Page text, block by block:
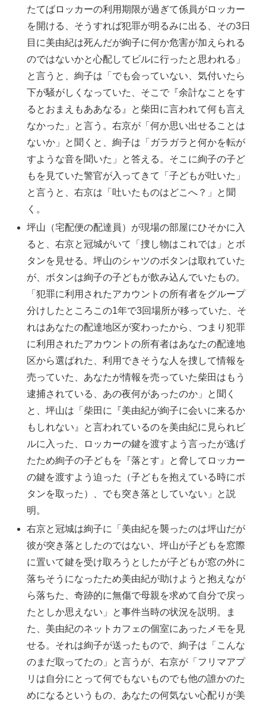
たてばロッカーの利用期限が過ぎて係員がロッカー
を開ける、そうすれば犯罪が明るみに出る、その3日
目に美由紀は死んだが絢子に何か危害が加えられる
のではないかと心配してビルに行ったと思われる」
と言うと、絢子は「でも会っていない、気付いたら
下が騒がしくなっていた、そこで『余計なことをす
るとおまえもああなる』と柴田に言われて何も言え
なかった」と言う。右京が「何か思い出せることは
ないか」と聞くと、絢子は「ガラガラと何かを転が
すような音を聞いた」と答える。そこに絢子の子ど
もを見ていた警官が入ってきて「子どもが吐いた」
と言うと、右京は「吐いたものはどこへ？」と聞
く。
坪山（宅配便の配達員）が現場の部屋にひそかに入
ると、右京と冠城がいて「捜し物はこれでは」とボ
タンを見せる。坪山のシャツのボタンは取れていた
が、ボタンは絢子の子どもが飲み込んでいたもの。
「犯罪に利用されたアカウントの所有者をグループ
分けしたところこの1年で3回場所が移っていた、そ
れはあなたの配達地区が変わったから、つまり犯罪
に利用されたアカウントの所有者はあなたの配達地
区から選ばれた、利用できそうな人を捜して情報を
売っていた、あなたが情報を売っていた柴田はもう
逮捕されている、あの夜何があったのか」と聞く
と、坪山は「柴田に『美由紀が絢子に会いに来るか
もしれない』と言われているのを美由紀に見られビ
ルに入った、ロッカーの鍵を渡すよう言ったが逃げ
たため絢子の子どもを『落とす』と脅してロッカー
の鍵を渡すよう迫った（子どもを抱えている時にボ
タンを取った）、でも突き落としていない」と説
明。
右京と冠城は絢子に「美由紀を襲ったのは坪山だが
彼が突き落としたのではない、坪山が子どもを窓際
に置いて鍵を受け取ろうとしたが子どもが窓の外に
落ちそうになったため美由紀が助けようと抱えなが
ら落ちた、奇跡的に無傷で母親を求めて自分で戻っ
たとしか思えない」と事件当時の状況を説明。ま
た、美由紀のネットカフェの個室にあったメモを見
せる。それは絢子が送ったもので、絢子は「こんな
のまだ取ってたの」と言うが、右京が「フリマアプ
リは自分にとって何でもないものでも他の誰かのた
めになるというもの、あなたの何気ない心配りが美